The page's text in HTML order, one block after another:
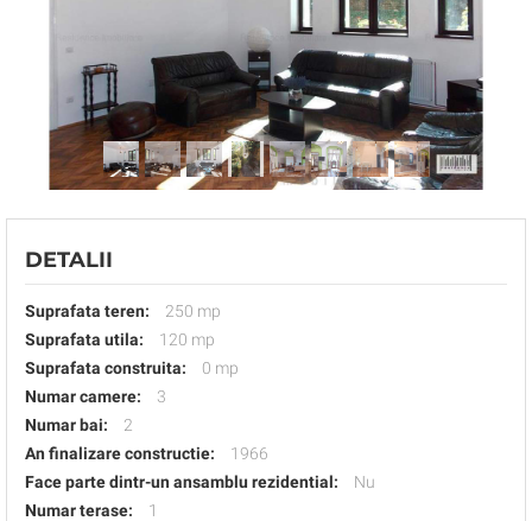
DETALII
Suprafata teren:
250 mp
Suprafata utila:
120 mp
Suprafata construita:
0 mp
Numar camere:
3
Numar bai:
2
An finalizare constructie:
1966
Face parte dintr-un ansamblu rezidential:
Nu
Numar terase:
1